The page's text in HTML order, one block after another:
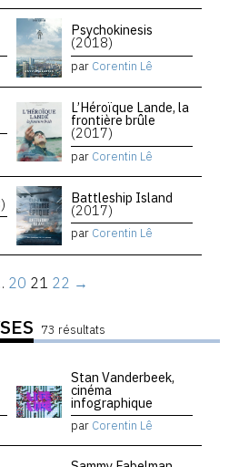
Psychokinesis
(2018)
par Corentin Lê
L’Héroïque Lande, la
frontière brûle
(2017)
par Corentin Lê
Battleship Island
(2017)
par Corentin Lê
20 21 22 →
73 résultats
Stan Vanderbeek,
cinéma
infographique
par Corentin Lê